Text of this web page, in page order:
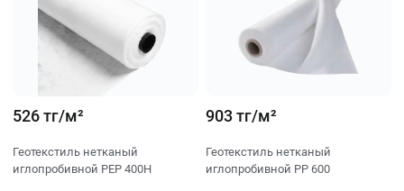
526 тг/м²
Геотекстиль нетканый
иглопробивной PEP 400H
903 тг/м²
Геотекстиль нетканый
иглопробивной PP 600